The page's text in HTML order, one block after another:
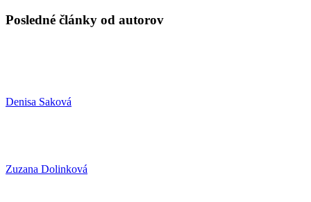
Posledné články od autorov
Denisa Saková
Zuzana Dolinková